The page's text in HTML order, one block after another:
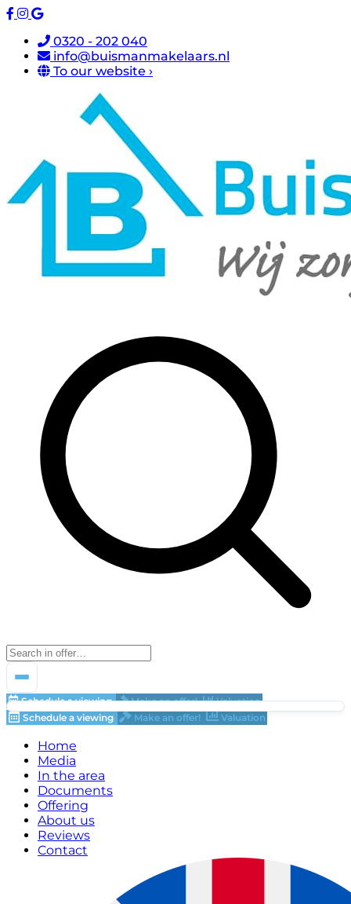
0320 - 202 040
info@buismanmakelaars.nl
To our website ›
Schedule a viewing Make an offer!
Valuation
Schedule a viewing
Make an offer! Valuation
Home
Media
In the area
Documents
Offering
About us
Reviews
Contact